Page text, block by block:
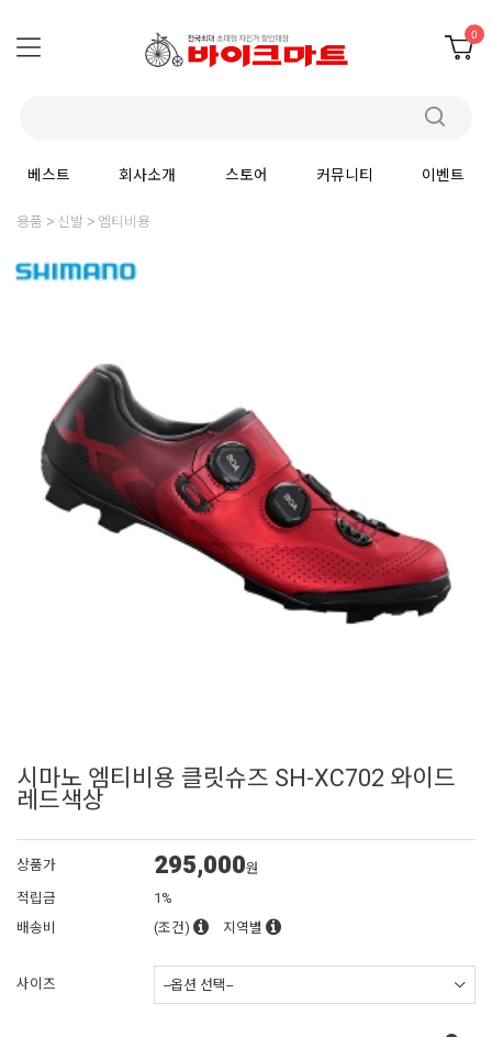
0
베스트 회사소개 스토어 커뮤니티 이벤트
용품 신발 엠티비용
시마노 엠티비용 클릿슈즈 SH-XC702 와이드
레드색상
상품가 295,000원
적립금
1%
배송비
(조건) 지역별
사이즈